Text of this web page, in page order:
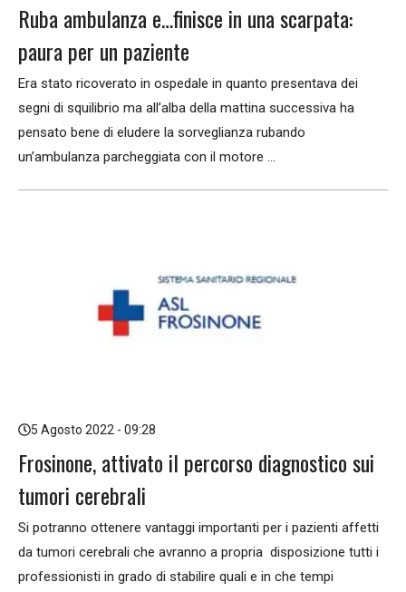
Ruba ambulanza e…finisce in una scarpata:
paura per un paziente
Era stato ricoverato in ospedale in quanto presentava dei
segni di squilibrio ma all’alba della mattina successiva ha
pensato bene di eludere la sorveglianza rubando
un’ambulanza parcheggiata con il motore ...
5 Agosto 2022 - 09:28
Frosinone, attivato il percorso diagnostico sui
tumori cerebrali
Si potranno ottenere vantaggi importanti per i pazienti affetti
da tumori cerebrali che avranno a propria disposizione tutti i
professionisti in grado di stabilire quali e in che tempi